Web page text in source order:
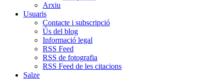
Arxiu
Usuaris
Contacte i subscripció
Ús del blog
Informació legal
RSS Feed
RSS de fotografia
RSS Feed de les citacions
Salze